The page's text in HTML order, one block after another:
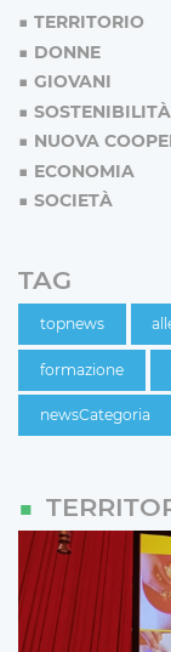
TERRITORIO
DONNE
GIOVANI
SOSTENIBILITÀ
NUOVA
ECONOMIA
SOCIETÀ
TAG
topnews
formazione
newsCategoria